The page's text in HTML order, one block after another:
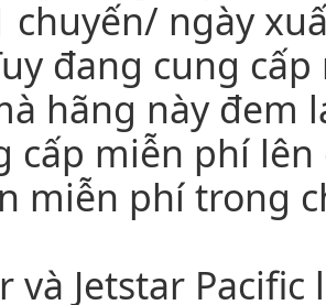
chuyến/ ngày
đang cung
hãng này đem
cấp miễn phí
miễn phí trong
và Jetstar